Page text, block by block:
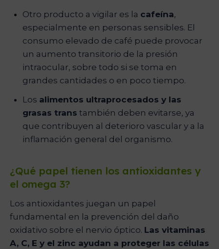
Otro producto a vigilar es la cafeína,
especialmente en personas sensibles. El
consumo elevado de café puede provocar
un aumento transitorio de la presión
intraocular, sobre todo si se toma en
grandes cantidades o en poco tiempo.
Los alimentos ultraprocesados y las
grasas trans también deben evitarse, ya
que contribuyen al deterioro vascular y a la
inflamación general del organismo.
¿Qué papel tienen los antioxidantes y
el omega 3?
Los antioxidantes juegan un papel
fundamental en la prevención del daño
oxidativo sobre el nervio óptico. Las vitaminas
A, C, E y el zinc ayudan a proteger las células